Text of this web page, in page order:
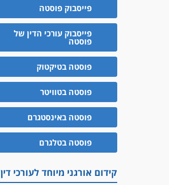
פייסבוק פוסטה
פייסבוק עורכי הדין של
פוסטה
פוסטה בטיקטוק
פוסטה בטוויטר
פוסטה באינסטגרם
פוסטה בטלגרם
קידום אורגני מיוחד לעורכי דין